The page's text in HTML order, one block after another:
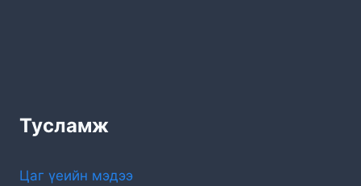
Тусламж
Цаг үеийн мэдээ